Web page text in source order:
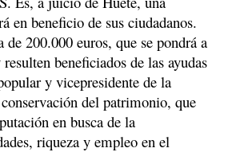
en beneficio de sus ciudadanos.
200.000 euros, que se pondrá a
beneficiados de las ayudas
y vicepresidente de la
del patrimonio, que
en busca de la
riqueza y empleo en el